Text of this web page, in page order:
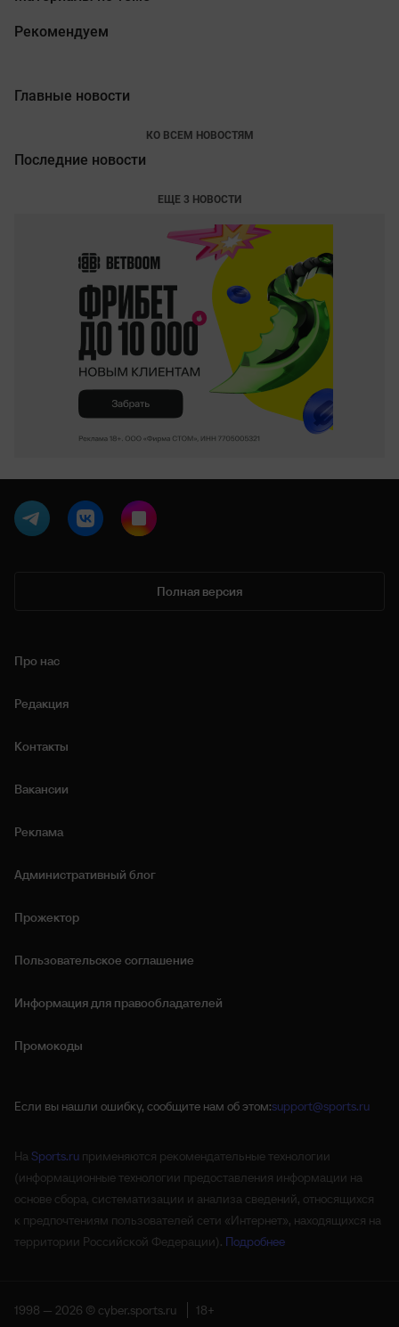
Рекомендуем
Главные новости
КО ВСЕМ НОВОСТЯМ
Последние новости
ЕЩЕ 3 НОВОСТИ
Полная версия
Про нас
Редакция
Контакты
Вакансии
Реклама
Административный блог
Прожектор
Пользовательское соглашение
Информация для правообладателей
Промокоды
Если вы нашли ошибку, сообщите нам об этом:support@sports.ru
НаSports.ru применяются рекомендательные технологии
(информационные технологии предоставления информации на
основе сбора, систематизации и анализа сведений, относящихся
к предпочтениям пользователей сети «Интернет», находящихся на
территории Российской Федерации). Подробнее
1998 — 2026 © cyber.sports.ru 18+